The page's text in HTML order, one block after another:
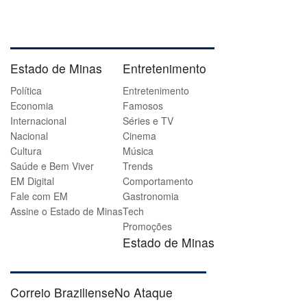
Estado de Minas
Política
Economia
Internacional
Nacional
Cultura
Saúde e Bem Viver
EM Digital
Fale com EM
Assine o Estado de Minas
Entretenimento
Entretenimento
Famosos
Séries e TV
Cinema
Música
Trends
Comportamento
Gastronomia
Tech
Promoções
Estado de Minas
Correio BrazilienseNo Ataque